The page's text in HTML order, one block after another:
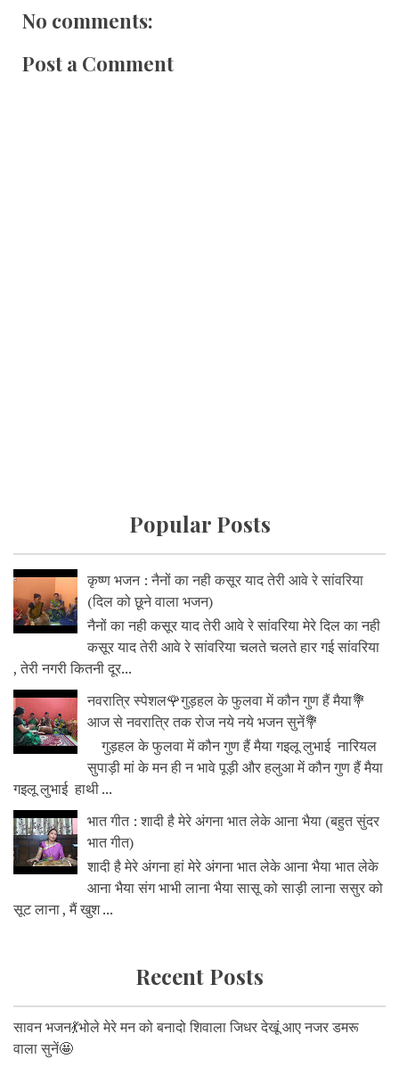
No comments:
Post a Comment
Popular Posts
कृष्ण भजन : नैनों का नही कसूर याद तेरी आवे रे सांवरिया
(दिल को छूने वाला भजन)
नैनों का नही कसूर याद तेरी आवे रे सांवरिया मेरे दिल का नही
कसूर याद तेरी आवे रे सांवरिया चलते चलते हार गई सांवरिया
, तेरी नगरी कितनी दूर...
नवरात्रि स्पेशल🌹गुड़हल के फुलवा में कौन गुण हैं मैया💐
आज से नवरात्रि तक रोज नये नये भजन सुनें💐
गुड़हल के फुलवा में कौन गुण हैं मैया गइलू लुभाई नारियल
सुपाड़ी मां के मन ही न भावे पूड़ी और हलुआ में कौन गुण हैं मैया
गइलू लुभाई हाथी ...
भात गीत : शादी है मेरे अंगना भात लेके आना भैया (बहुत सुंदर
भात गीत)
शादी है मेरे अंगना हां मेरे अंगना भात लेके आना भैया भात लेके
आना भैया संग भाभी लाना भैया सासू को साड़ी लाना ससुर को
सूट लाना , मैं खुश ...
Recent Posts
सावन भजन💃भोले मेरे मन को बनादो शिवाला जिधर देखूं आए नजर डमरू
वाला सुनें🤩